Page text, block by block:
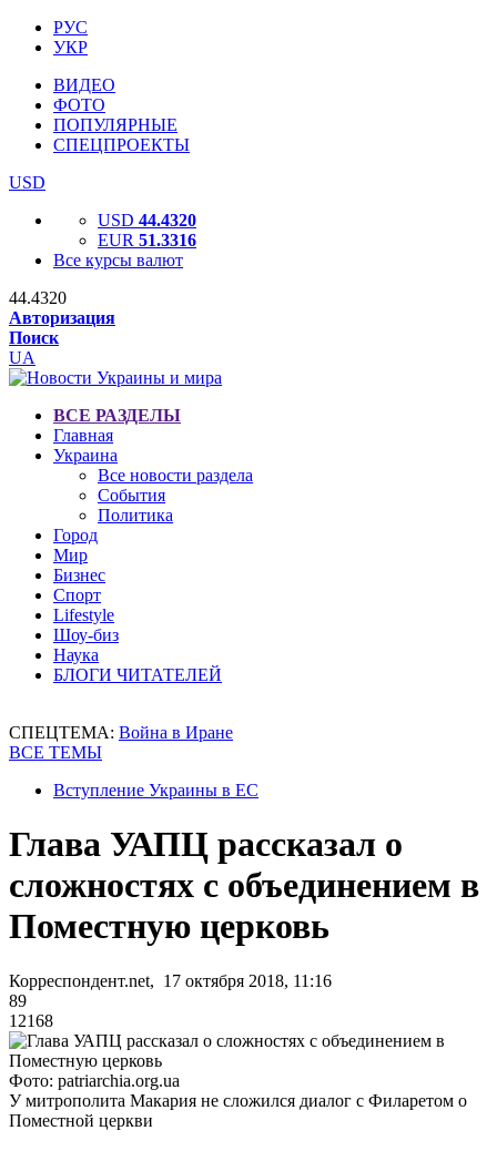
РУС
УКР
ВИДЕО
ФОТО
ПОПУЛЯРНЫЕ
СПЕЦПРОЕКТЫ
USD
USD 44.4320
EUR 51.3316
Все курсы валют
44.4320
Авторизация
Поиск
UA
ВСЕ РАЗДЕЛЫ
Главная
Украина
Все новости раздела
События
Политика
Город
Мир
Бизнес
Спорт
Lifestyle
Шоу-биз
Наука
БЛОГИ ЧИТАТЕЛЕЙ
СПЕЦТЕМА: Война в Иране
ВСЕ ТЕМЫ
Вступление Украины в ЕС
Глава УАПЦ рассказал о
сложностях с объединением в
Поместную церковь
Корреспондент.net, 17 октября 2018, 11:16
89
12168
Фото: patriarchia.org.ua
У митрополита Макария не сложился диалог с Филаретом о
Поместной церкви